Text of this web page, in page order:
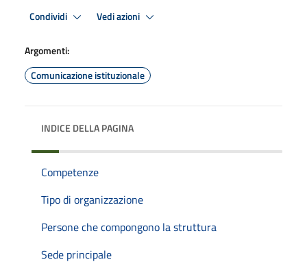
Condividi Vedi azioni
Argomenti:
Comunicazione istituzionale
INDICE DELLA PAGINA
Competenze
Tipo di organizzazione
Persone che compongono la struttura
Sede principale